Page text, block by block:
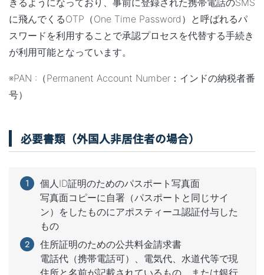
に飛んでくるOTP（One Time Password）と呼ばれるパ
スワードを利用することで承認プロセスを代替する手続き
が利用可能となっています。
※PAN :（Permanent Account Number：インドの納税者番
号）
必要書類（外国人非居住者の場合）
個人ID証明のためのパスポート写真面
写真面コピーに自署（パスポートと同じサイ
ン）をしたものにアポスティーユ認証付与した
もの
住所証明のための公共料金請求書
電話代（携帯電話可）、電気代、水道代等で現
住所と名前が記載されているもの、または銀行